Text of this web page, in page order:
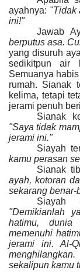
ayahnya: "Tidak
ini!"
Jawab
berputus asa.
yang disuruh
sedikitpun air
Semuanya
rumah. Sianak
kelima, tetapi
jerami penuh
Sianak
"Saya tidak
jerami ini."
Siayah
kamu perasan
Sianak
ayah, kotoran
sekarang benar-
Siayah
"Demikianlah
hatimu,
memenuhi
jerami ini. Al-
sekalipun kamu